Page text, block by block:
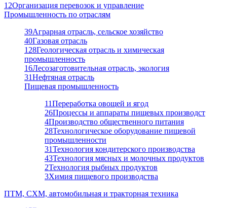
12Организация перевозок и управление
Промышленность по отраслям
39Аграрная отрасль, сельское хозяйство
40Газовая отрасль
128Геологическая отрасль и химическая
промышленность
16Лесозаготовительная отрасль, экология
31Нефтяная отрасль
Пищевая промышленность
11Переработка овощей и ягод
26Процессы и аппараты пищевых производст
4Производство общественного питания
28Технологическое оборудование пищевой
промышленности
31Технология кондитерского производства
43Технология мясных и молочных продуктов
2Технология рыбных продуктов
3Химия пищевого производства
ПТМ, СХМ, автомобильная и тракторная техника